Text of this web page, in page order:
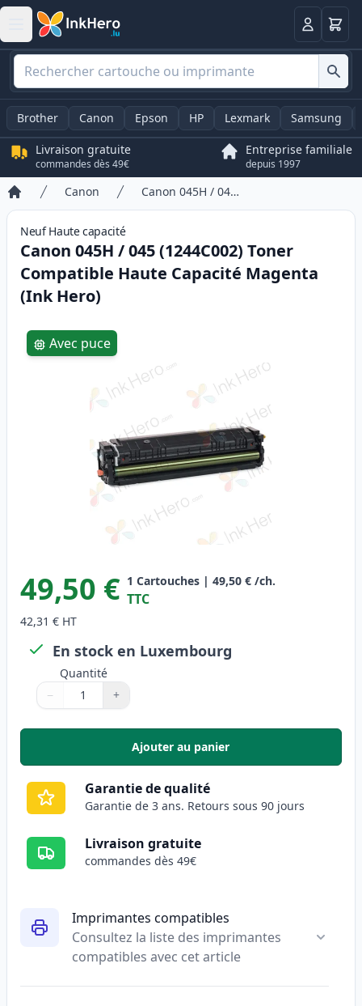
Panier
Brother Canon Epson HP Lexmark Samsung
Livraison gratuite
commandes dès 49€
Entreprise familiale
depuis 1997
Accueil
Canon Canon 045H / 045 (1244C002) Toner Compatible Haute Capacité Magenta (Ink Hero)
Neuf Hautecapacité
Canon 045H / 045 (1244C002) Toner
Compatible Haute Capacité Magenta
(Ink Hero)
Imprimantes compatibles
Consultez la liste des imprimantes
compatibles avec cet article
Product information
Avec puce
49,50 € 1 Cartouches | 49,50 € /ch.
TTC
42,31 € HT
En stock en Luxembourg
Quantité
Quantité
Utilisez les boutons pour ajuster
− +
Quantité
Ajouter au panier
,Canon 045H / 045
Garantie de qualité
Garantie de 3 ans. Retours sous 90 jours
Livraison gratuite
commandes dès 49€